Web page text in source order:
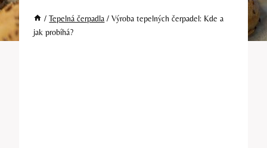
/ Tepelná čerpadla / Výroba tepelných čerpadel: Kde a
jak probíhá?